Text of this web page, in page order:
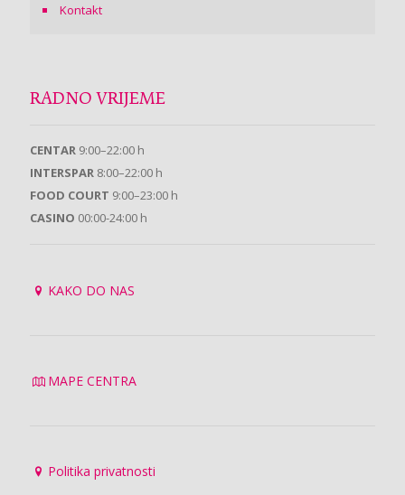
Kontakt
RADNO VRIJEME
CENTAR 9:00–22:00 h
INTERSPAR 8:00–22:00 h
FOOD COURT 9:00–23:00 h
CASINO 00:00-24:00 h
KAKO DO NAS
MAPE CENTRA
Politika privatnosti